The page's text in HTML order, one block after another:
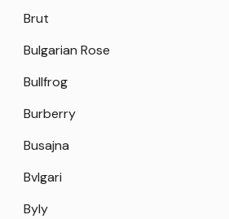
Brut
Bulgarian Rose
Bullfrog
Burberry
Busajna
Bvlgari
Byly